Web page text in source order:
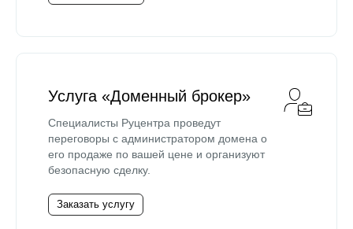
Услуга «Доменный брокер»
Специалисты Руцентра проведут
переговоры с администратором домена о
его продаже по вашей цене и организуют
безопасную сделку.
Заказать услугу